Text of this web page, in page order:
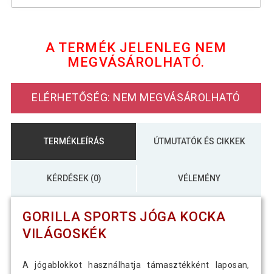
A TERMÉK JELENLEG NEM
MEGVÁSÁROLHATÓ.
ELÉRHETŐSÉG: NEM MEGVÁSÁROLHATÓ
TERMÉKLEÍRÁS ÚTMUTATÓK ÉS CIKKEK
KÉRDÉSEK (0) VÉLEMÉNY
GORILLA SPORTS JÓGA KOCKA
VILÁGOSKÉK
A jógablokkot használhatja támasztékként laposan,